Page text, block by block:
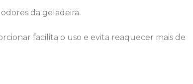
da geladeira
facilita o uso e evita reaquecer mais de